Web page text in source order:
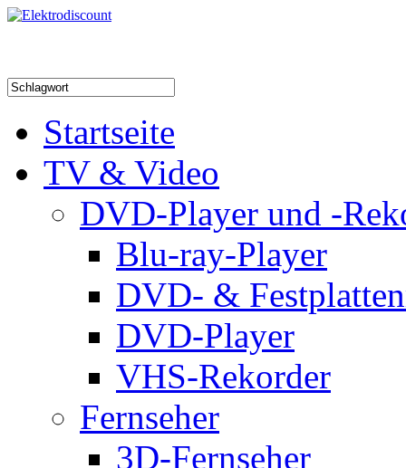
Startseite
TV & Video
DVD-Player und -
Blu-ray-Player
DVD- &
DVD-Player
VHS-Rekorder
Fernseher
3D-Fernseher